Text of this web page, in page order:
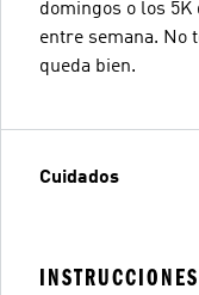
domingos o los
entre semana. No
queda bien.
Cuidados